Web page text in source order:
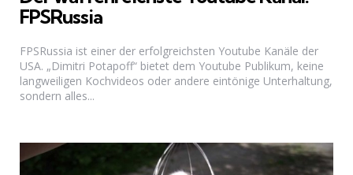
FPSRussia
FPSRussia ist einer der erfolgreichsten Youtube Kanäle der
USA. „Dimitri Potapoff“ bietet dem Youtube Publikum, keine
langweiligen Kochvideos oder andere eintönige Unterhaltung,
sondern alles...